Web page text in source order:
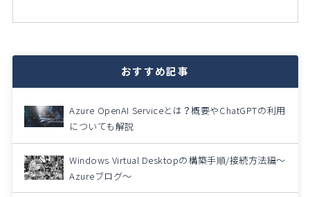
おすすめ記事
Azure OpenAI Serviceとは？概要やChatGPTの利用
についても解説
Windows Virtual Desktopの構築手順/接続方法編～
Azureブログ～